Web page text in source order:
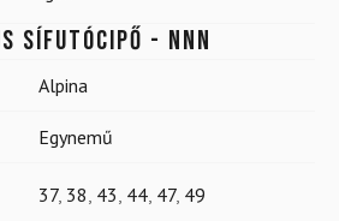
sífutócipő - NNN
Alpina
Egynemű
37, 38, 43, 44, 47, 49